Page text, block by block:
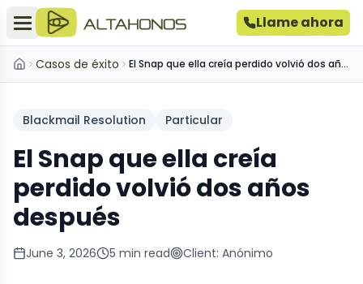
Llame ahora
InicioCasos de éxito El Snap que ella creía perdido volvió dos años después
Blackmail Resolution Particular
El Snap que ella creía
perdido volvió dos años
después
June 3, 2026 5 min read Client: Anónimo